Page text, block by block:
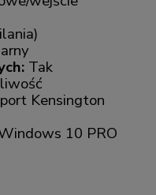
Tak
Kensington
10 PRO